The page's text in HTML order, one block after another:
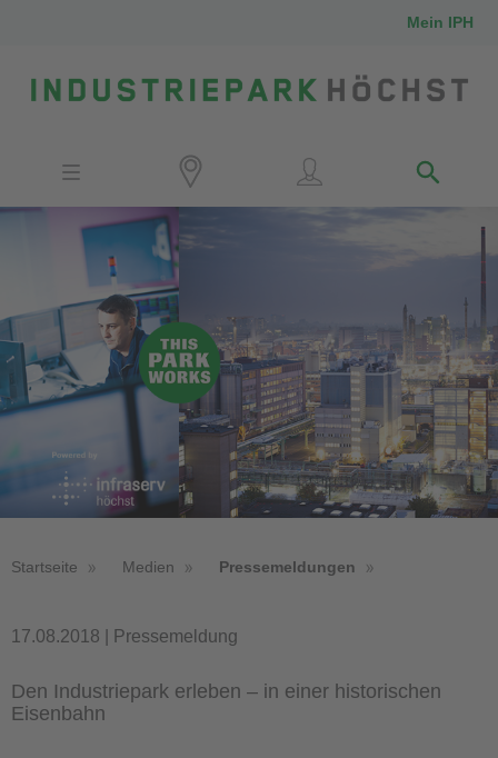
Mein IPH
IPH-Mitarbeiter
Kontakt
Anfahrt
Startseite Medien Pressemeldungen
17.08.2018 | Pressemeldung
Den Industriepark erleben – in einer historischen
Eisenbahn